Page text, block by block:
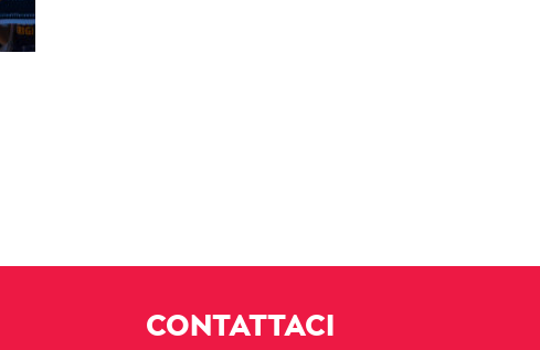
CONTATTACI